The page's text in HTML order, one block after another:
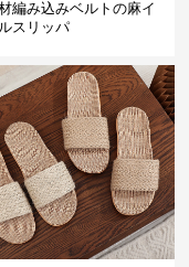
編み込みベルトの麻イ
スリッパ